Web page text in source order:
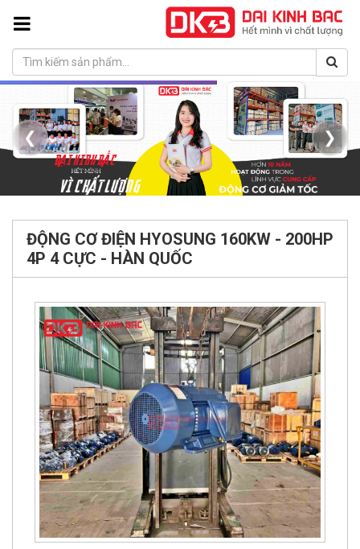
❮ ❯
ĐỘNG CƠ ĐIỆN HYOSUNG 160KW - 200HP
4P 4 CỰC - HÀN QUỐC